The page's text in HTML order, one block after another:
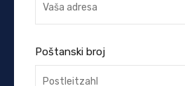
Poštanski broj